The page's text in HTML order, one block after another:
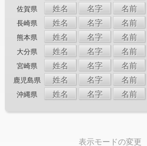
佐賀県 姓名 名字 名前
長崎県 姓名 名字 名前
熊本県 姓名 名字 名前
大分県 姓名 名字 名前
宮崎県 姓名 名字 名前
鹿児島県 姓名 名字 名前
沖縄県 姓名 名字 名前
表示モードの変更